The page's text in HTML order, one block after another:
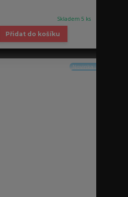
Skladem 5 ks
Přidat do košíku
Novinka